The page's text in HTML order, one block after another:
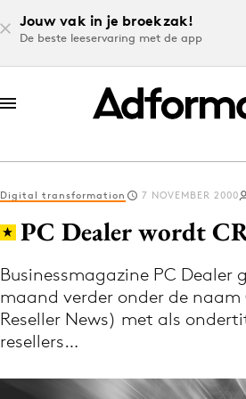
Jouw vak in je broekzak!
De beste leeservaring met de app
Log in
Download de
Volg het laatste nieuws
Nieuws
Digital transformation 7 NOVEMBER 2000
PC Dealer wordt
Businessmagazine PC Dealer
maand verder onder de
Reseller News) met als
resellers…